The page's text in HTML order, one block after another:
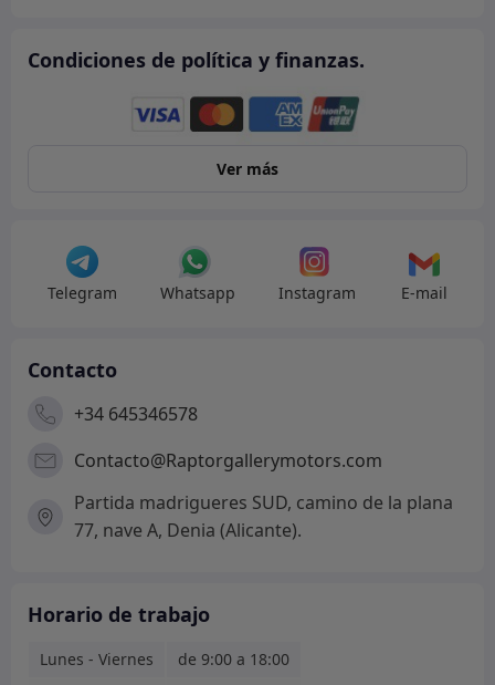
Condiciones de política y finanzas.
Ver más
Telegram Whatsapp Instagram E-mail
Contacto
+34 645346578
Contacto@Raptorgallerymotors.com
Partida madrigueres SUD, camino de la plana
77, nave A, Denia (Alicante).
Horario de trabajo
Lunes - Viernes
de 9:00 a 18:00